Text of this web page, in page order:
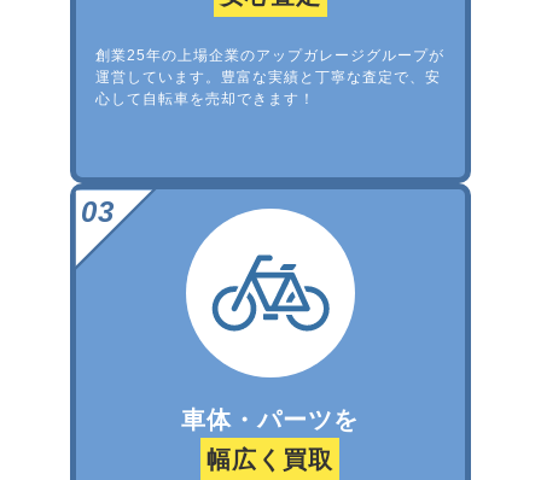
創業25年の上場企業のアップガレージグループが
運営しています。豊富な実績と丁寧な査定で、安
心して自転車を売却できます！
車体・パーツを
幅広く買取